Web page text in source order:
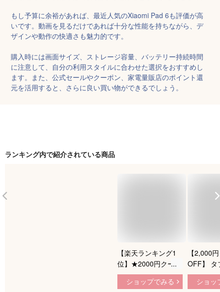
もし予算に余裕があれば、最近人気のXiaomi Pad 6も評価が高
いです。動画を見るだけであれば十分な性能を持ちながら、デ
ザインや動作の快適さも魅力的です。
購入時には画面サイズ、ストレージ容量、バッテリー持続時間
に注意して、自分の利用スタイルに合わせた選択をおすすめし
ます。また、公式セールやクーポン、家電量販店のポイント還
元を活用すると、さらに良い買い物ができるでしょう。
ランキング内で紹介されている商品
【楽天ランキング1
位】★2000円クーポ
ン 動画視聴に最適
10インチ 128GB /
ショップでみる
【2,000
OFF】 タ
Android
タブレッ
ショッ